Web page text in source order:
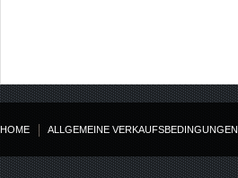
HOME ALLGEMEINE VERKAUFSBEDINGUNGEN